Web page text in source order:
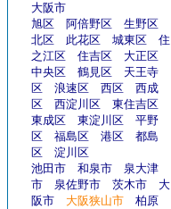
大阪市
旭区
阿倍野区
生野区
北区
此花区 城東区
住
之江区
住吉区
大正区
中央区
鶴見区
天王寺
区
浪速区 西区
西成
区
西淀川区
東住吉区
東成区
東淀川区
平野
区
福島区 港区
都島
区
淀川区
池田市
和泉市
泉大津
市
泉佐野市 茨木市
大
阪市
大阪狭山市
柏原